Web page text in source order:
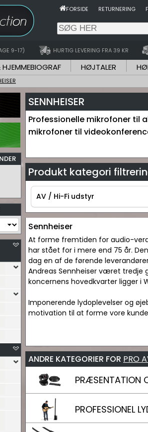
FORSIDE RETURNERING
9-17) HURTIG LEVERING FRA 39 KR
HØJTALER
SENNHEISER
Professionelle mikrofoner til
mikrofoner til
Produkt kategori
AV / Hi-Fi udstyr
AV / Hi-Fi udstyr
Sennheiser
At forme fremtiden for audio-
har stået for i mere end 75 år.
dag en af de førende
Andreas Sennheiser været tredje
koncernens hovedkvarter ligger i
Imponerende lydoplevelser og
motivation til at forme vore
ANDRE KATEGORIER FOR PRO
PRÆSENTATION
PROFESSIONEL